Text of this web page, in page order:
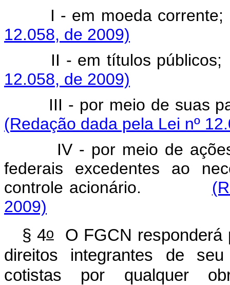
I - em moeda
12.058, de 2009)
II - em títulos
12.058, de 2009)
III - por meio de suas
(Redação dada pela Lei nº
IV - por meio de ações
federais excedentes ao
controle acionário.
2009)
§ 4oO FGCN responderá
direitos integrantes de
cotistas por qualquer